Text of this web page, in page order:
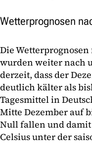
Wetterprognosen
Die
wurden weiter nach
derzeit, dass der
deutlich kälter als
Tagesmittel in
Mitte Dezember auf
Null fallen und
Celsius unter der